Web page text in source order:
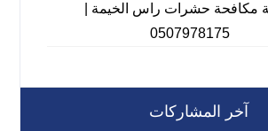
مكافحة حشرات راس الخيمة |
0507978175
آخر المشاركات